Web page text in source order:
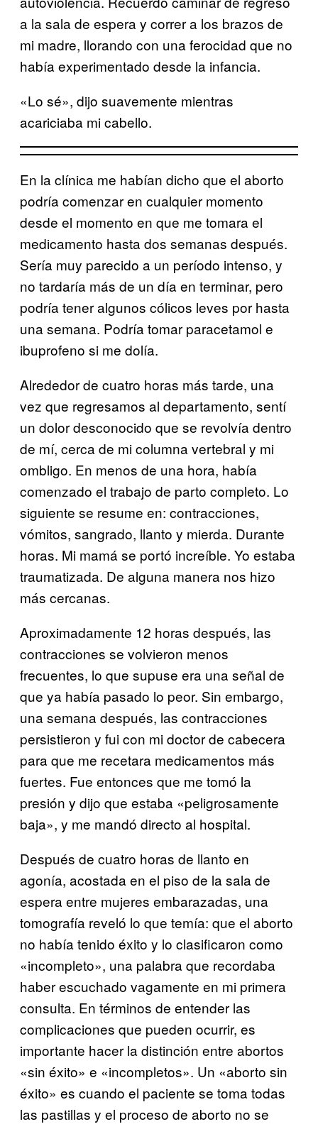
a la sala de espera y correr a los brazos de
mi madre, llorando con una ferocidad que no
había experimentado desde la infancia.
«Lo sé», dijo suavemente mientras
acariciaba mi cabello.
En la clínica me habían dicho que el aborto
podría comenzar en cualquier momento
desde el momento en que me tomara el
medicamento hasta dos semanas después.
Sería muy parecido a un período intenso, y
no tardaría más de un día en terminar, pero
podría tener algunos cólicos leves por hasta
una semana. Podría tomar paracetamol e
ibuprofeno si me dolía.
Alrededor de cuatro horas más tarde, una
vez que regresamos al departamento, sentí
un dolor desconocido que se revolvía dentro
de mí, cerca de mi columna vertebral y mi
ombligo. En menos de una hora, había
comenzado el trabajo de parto completo. Lo
siguiente se resume en: contracciones,
vómitos, sangrado, llanto y mierda. Durante
horas. Mi mamá se portó increíble. Yo estaba
traumatizada. De alguna manera nos hizo
más cercanas.
Aproximadamente 12 horas después, las
contracciones se volvieron menos
frecuentes, lo que supuse era una señal de
que ya había pasado lo peor. Sin embargo,
una semana después, las contracciones
persistieron y fui con mi doctor de cabecera
para que me recetara medicamentos más
fuertes. Fue entonces que me tomó la
presión y dijo que estaba «peligrosamente
baja», y me mandó directo al hospital.
Después de cuatro horas de llanto en
agonía, acostada en el piso de la sala de
espera entre mujeres embarazadas, una
tomografía reveló lo que temía: que el aborto
no había tenido éxito y lo clasificaron como
«incompleto», una palabra que recordaba
haber escuchado vagamente en mi primera
consulta. En términos de entender las
complicaciones que pueden ocurrir, es
importante hacer la distinción entre abortos
«sin éxito» e «incompletos». Un «aborto sin
éxito» es cuando el paciente se toma todas
las pastillas y el proceso de aborto no se